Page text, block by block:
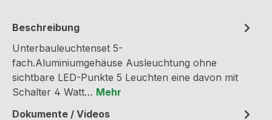
Beschreibung
Unterbauleuchtenset 5-
fach.Aluminiumgehäuse Ausleuchtung ohne
sichtbare LED-Punkte 5 Leuchten eine davon mit
Schalter 4 Watt… Mehr
Dokumente / Videos